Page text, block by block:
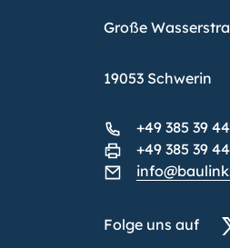
Große
19053 Schwerin
+49 385 39
+49 385 39
Folge uns auf